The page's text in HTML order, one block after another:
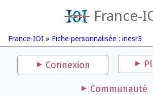
France-
France-IOI » Fiche personnalisée : inesr3
Connexion
Communauté